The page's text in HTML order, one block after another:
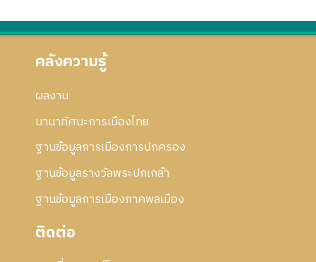
คลังความรู้
ผลงาน
นานาทัศนะการเมืองไทย
ฐานข้อมูลการเมืองการปกครอง
ฐานข้อมูลรางวัลพระปกเกล้า
ฐานข้อมูลการเมืองภาคพลเมือง
ติดต่อ